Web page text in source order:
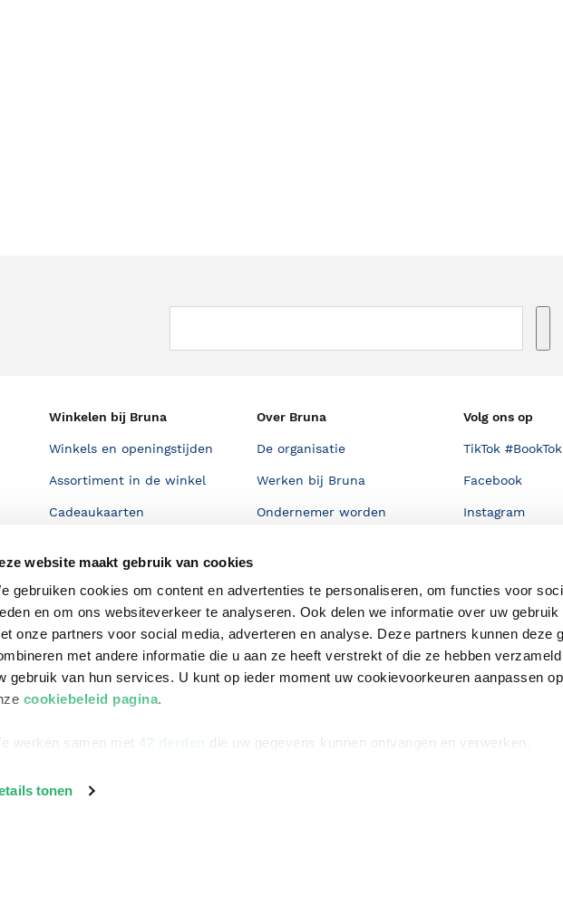
website maakt gebruik van cookies
gebruiken cookies om content en advertenties te personaliseren, om functies voor
en om ons websiteverkeer te analyseren. Ook delen we informatie over uw
onze partners voor social media, adverteren en analyse. Deze partners kunnen deze
met andere informatie die u aan ze heeft verstrekt of die ze hebben
gebruik van hun services. U kunt op ieder moment uw cookievoorkeuren aanpassen op
cookiebeleid pagina.
werken samen met 42 derden die uw gegevens kunnen ontvangen en verwerken.
tonen
Winkelen bij Bruna
Winkels en openingstijden
Assortiment in de winkel
Cadeaukaarten
Staatsloterij
ING Servicepunten
Over Bruna
De organisatie
Werken bij Bruna
Ondernemer worden
Statement
Discriminerende boeken
Volg ons op
TikTok #BookTok
Facebook
Instagram